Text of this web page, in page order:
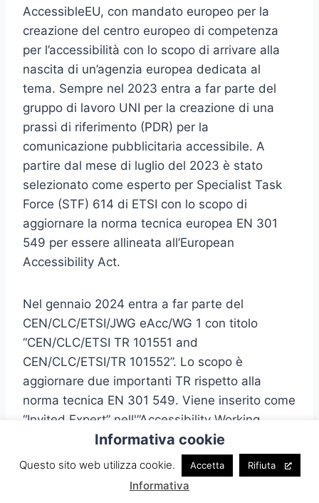
AccessibleEU, con mandato europeo per la
creazione del centro europeo di competenza
per l’accessibilità con lo scopo di arrivare alla
nascita di un’agenzia europea dedicata al
tema. Sempre nel 2023 entra a far parte del
gruppo di lavoro UNI per la creazione di una
prassi di riferimento (PDR) per la
comunicazione pubblicitaria accessibile. A
partire dal mese di luglio del 2023 è stato
selezionato come esperto per Specialist Task
Force (STF) 614 di ETSI con lo scopo di
aggiornare la norma tecnica europea EN 301
549 per essere allineata all’European
Accessibility Act.
Nel gennaio 2024 entra a far parte del
CEN/CLC/ETSI/JWG eAcc/WG 1 con titolo
“CEN/CLC/ETSI TR 101551 and
CEN/CLC/ETSI/TR 101552”. Lo scopo è
aggiornare due importanti TR rispetto alla
norma tecnica EN 301 549. Viene inserito come
“Invited Expert” nell'”Accessibility Working
Group” del W3C che ha lo scopo di mantenere
aggiornato lo standard WCAG e i suoi
documenti di approfondimento. Dal 31 maggio
Informativa cookie
Questo sito web utilizza cookie. Accetta Rifiuta
Informativa